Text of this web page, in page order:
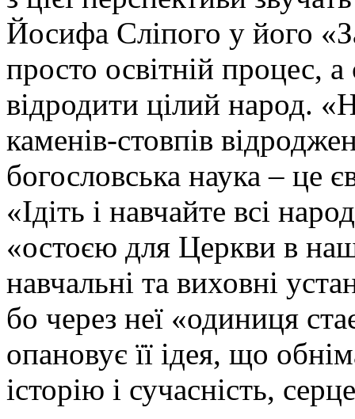
Йосифа Сліпого у його
просто освітній процес, а
відродити цілий народ.
каменів-стовпів
богословська наука – це
«Ідіть і навчайте всі
«остоєю для Церкви в
навчальні та виховні
бо через неї «одиниця
опановує її ідея, що
історію і сучасність,